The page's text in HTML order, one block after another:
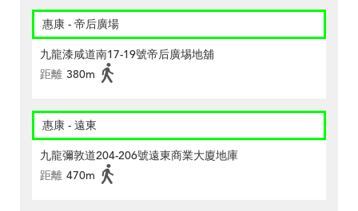
惠康 - 帝后廣場
九龍漆咸道南17-19號帝后廣埸地舖
距離 380m
惠康 - 遠東
九龍彌敦道204-206號遠東商業大廈地庫
距離 470m